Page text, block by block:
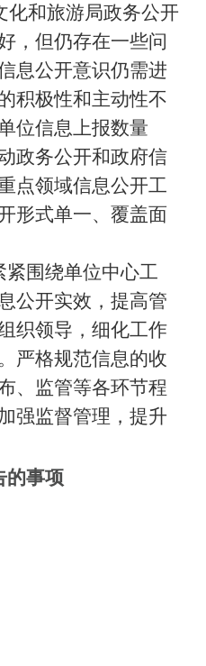
化和旅游局政务公开
，但仍存在一些问
息公开意识仍需进
积极性和主动性不
位信息上报数量
政务公开和政府信
点领域信息公开工
形式单一、覆盖面
围绕单位中心工
公开实效，提高管
织领导，细化工作
严格规范信息的收
、监管等各环节程
强监督管理，提升
的事项